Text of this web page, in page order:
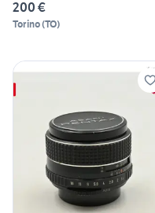
200 €
Torino(TO)